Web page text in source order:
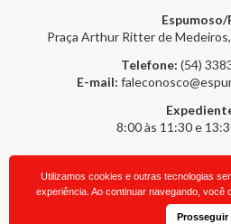
Espumoso/
Praça Arthur Ritter de
Telefone: (54)
E-mail:
8:00 às 11:30 e
2026 © Prefeitura Online- Todos os
Utilizamos cookies e outras tecnologias
experiência. Ao continuar navegando, você
Prosseguir